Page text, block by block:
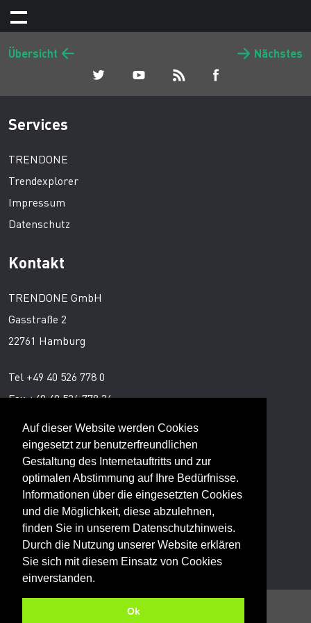
Auf dieser Website werden Cookies
eingesetzt zur benutzerfreundlichen
Gestaltung des Internetauftritts und zur
optimalen Abstimmung auf Ihre Bedürfnisse.
Informationen über die eingesetzten Cookies
und die Möglichkeit, diese abzulehnen,
finden Sie in unserem Datenschutzhinweis.
Durch die Nutzung unserer Website erklären
Sie sich mit diesem Einsatz von Cookies
einverstanden.
Ok
Übersicht Nächstes
Services
TRENDONE
Trendexplorer
Impressum
Datenschutz
Kontakt
TRENDONE GmbH
Gasstraße 2
22761 Hamburg
Tel +49 40 526 778 0
Fax +49 40 526 778 36
Ansprechpartner
Peter von Aspern
Director Trend Services
© 2026 TRENDONE GmbH